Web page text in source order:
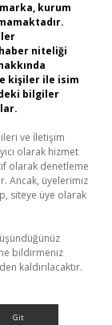
kurum
niteliği
kişiler ile isim
bilgiler
ve İletişim
olarak hizmet
olarak denetleme
Ancak, üyelerimiz
siteye üye olarak
bildirmeniz
kaldırılacaktır.